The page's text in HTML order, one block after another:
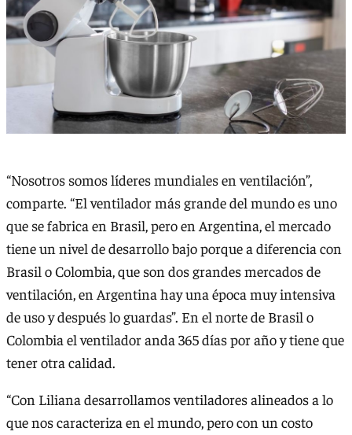
“Nosotros somos líderes mundiales en ventilación”,
comparte. “El ventilador más grande del mundo es uno
que se fabrica en Brasil, pero en Argentina, el mercado
tiene un nivel de desarrollo bajo porque a diferencia con
Brasil o Colombia, que son dos grandes mercados de
ventilación, en Argentina hay una época muy intensiva
de uso y después lo guardas”. En el norte de Brasil o
Colombia el ventilador anda 365 días por año y tiene que
tener otra calidad.
“Con Liliana desarrollamos ventiladores alineados a lo
que nos caracteriza en el mundo, pero con un costo